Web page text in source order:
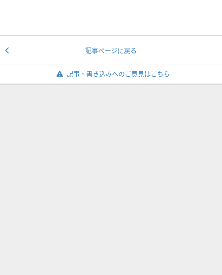
記事ページに戻る
記事・書き込みへのご意見はこちら